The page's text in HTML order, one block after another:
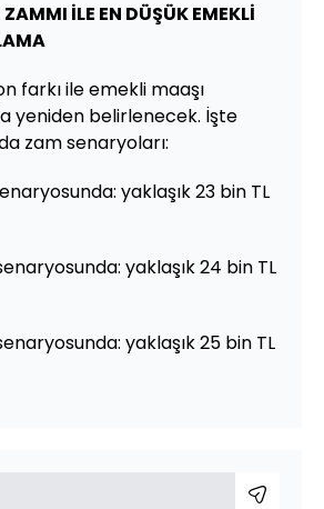
İLE EN DÜŞÜK EMEKLİ
farkı ile emekli maaşı
yeniden belirlenecek. İşte
zam senaryoları:
yaklaşık 23 bin TL
yaklaşık 24 bin TL
yaklaşık 25 bin TL